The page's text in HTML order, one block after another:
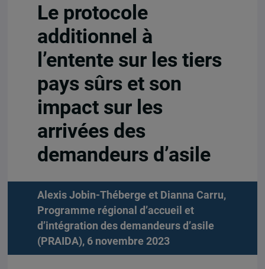
Le protocole
additionnel à
l’entente sur les tiers
pays sûrs et son
impact sur les
arrivées des
demandeurs d’asile
Alexis Jobin-Théberge et Dianna Carru,
Programme régional d’accueil et
d’intégration des demandeurs d’asile
(PRAIDA), 6 novembre 2023